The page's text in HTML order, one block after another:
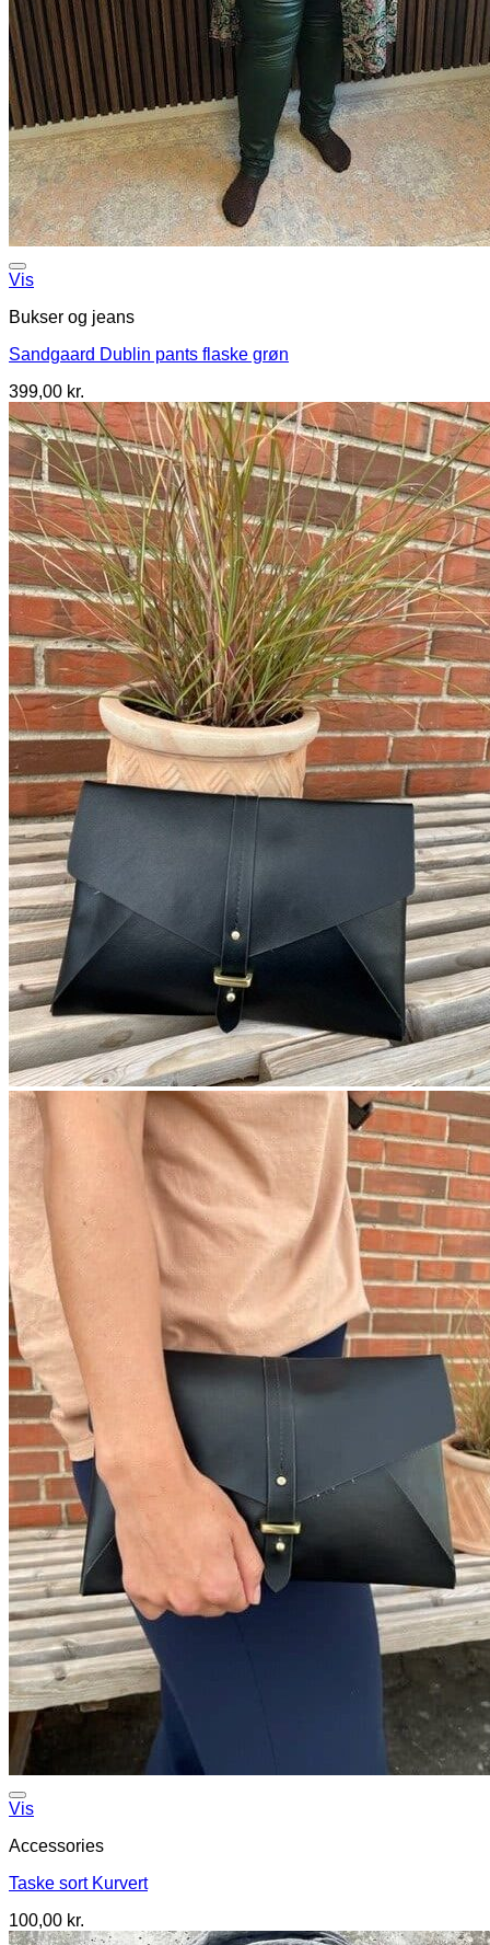
Vis
Bukser og jeans
Sandgaard Dublin pants flaske grøn
399,00 kr.
Vis
Accessories
Taske sort Kurvert
100,00 kr.